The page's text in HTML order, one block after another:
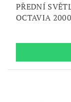
PŘEDNÍ
OCTAVIA